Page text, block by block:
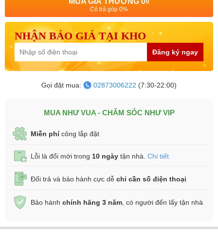
Có trả góp 0%
NHẬN BÁO GIÁ TẠI KHO
Đăng ký ngay
Gọi đặt mua: 02873006222 (7:30-22:00)
MUA NHƯ VUA - CHĂM SÓC NHƯ VIP
Miễn phícông lắp đặt
Lỗi là đổi mới trong 10 ngày tận nhà. Chi tiết
Đổi trả và bảo hành cực dễ chỉ cần số điện thoại
Bảo hành chính hãng 3 năm , có người đến lấy tận nhà